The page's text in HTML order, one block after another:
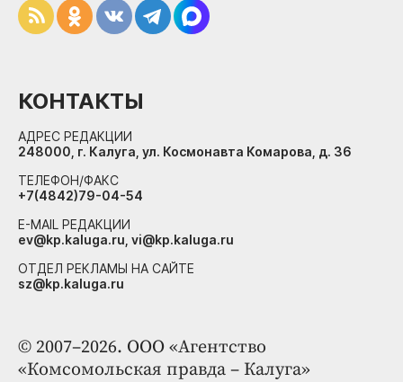
© 2007–2026. ООО «Агентство
«Комсомольская правда – Калуга»
КОНТАКТЫ
АДРЕС РЕДАКЦИИ
248000, г. Калуга, ул. Космонавта Комарова, д. 36
ТЕЛЕФОН/ФАКС
+7(4842)79-04-54
E-MAIL РЕДАКЦИИ
ev@kp.kaluga.ru, vi@kp.kaluga.ru
ОТДЕЛ РЕКЛАМЫ НА САЙТЕ
sz@kp.kaluga.ru